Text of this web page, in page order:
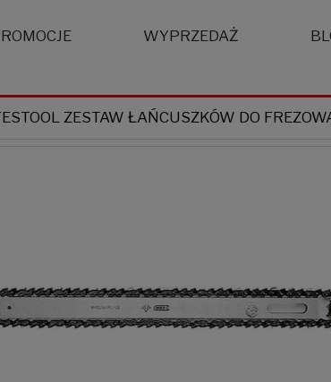
WYPRZEDAŻ
ZESTAW ŁAŃCUSZKÓW DO